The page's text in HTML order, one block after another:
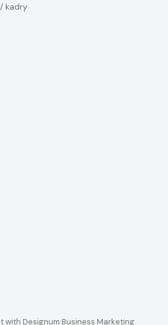
kadry
with Designum Business Marketing